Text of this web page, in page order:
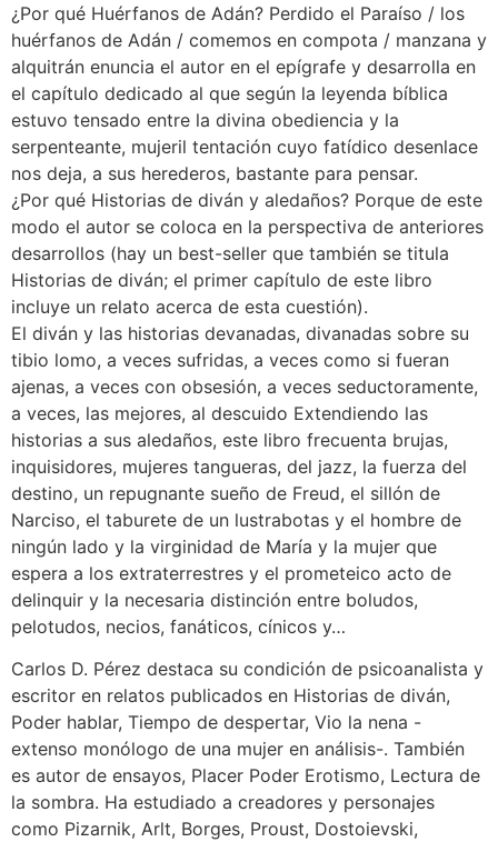
¿Por qué Huérfanos de Adán? Perdido el Paraíso / los
huérfanos de Adán / comemos en compota / manzana y
alquitrán enuncia el autor en el epígrafe y desarrolla en
el capítulo dedicado al que según la leyenda bíblica
estuvo tensado entre la divina obediencia y la
serpenteante, mujeril tentación cuyo fatídico desenlace
nos deja, a sus herederos, bastante para pensar.
¿Por qué Historias de diván y aledaños? Porque de este
modo el autor se coloca en la perspectiva de anteriores
desarrollos (hay un best-seller que también se titula
Historias de diván; el primer capítulo de este libro
incluye un relato acerca de esta cuestión).
El diván y las historias devanadas, divanadas sobre su
tibio lomo, a veces sufridas, a veces como si fueran
ajenas, a veces con obsesión, a veces seductoramente,
a veces, las mejores, al descuido Extendiendo las
historias a sus aledaños, este libro frecuenta brujas,
inquisidores, mujeres tangueras, del jazz, la fuerza del
destino, un repugnante sueño de Freud, el sillón de
Narciso, el taburete de un lustrabotas y el hombre de
ningún lado y la virginidad de María y la mujer que
espera a los extraterrestres y el prometeico acto de
delinquir y la necesaria distinción entre boludos,
pelotudos, necios, fanáticos, cínicos y…
Carlos D. Pérez destaca su condición de psicoanalista y
escritor en relatos publicados en Historias de diván,
Poder hablar, Tiempo de despertar, Vio la nena -
extenso monólogo de una mujer en análisis-. También
es autor de ensayos, Placer Poder Erotismo, Lectura de
la sombra. Ha estudiado a creadores y personajes
como Pizarnik, Arlt, Borges, Proust, Dostoievski,